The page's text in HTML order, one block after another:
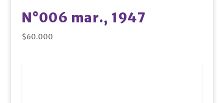
N°006 mar., 1947
$60.000